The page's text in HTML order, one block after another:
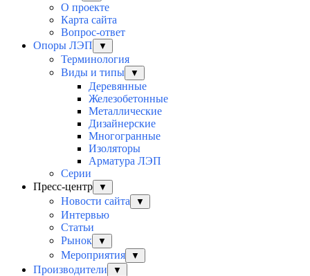
О проекте
Карта сайта
Вопрос-ответ
Опоры ЛЭП
▼
Терминология
Виды и типы
▼
Деревянные
Железобетонные
Металлические
Дизайнерские
Многогранные
Изоляторы
Арматура ЛЭП
Серии
Пресс-центр
▼
Новости сайта ▼
Интервью
Статьи
Рынок
▼
Мероприятия ▼
Производители ▼